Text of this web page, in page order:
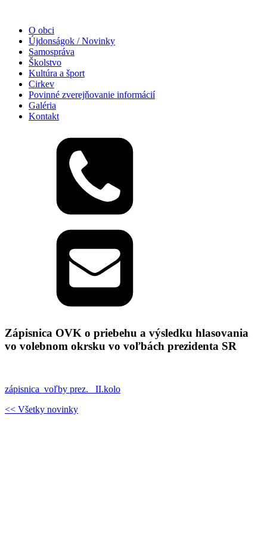
O obci
Újdonságok / Novinky
Samospráva
Školstvo
Kultúra a šport
Cirkev
Povinné zverejňovanie informácií
Galéria
Kontakt
Zápisnica OVK o priebehu a výsledku hlasovania
vo volebnom okrsku vo voľbách prezidenta SR
zápisnica_voľby prez._ II.kolo
<< Všetky novinky